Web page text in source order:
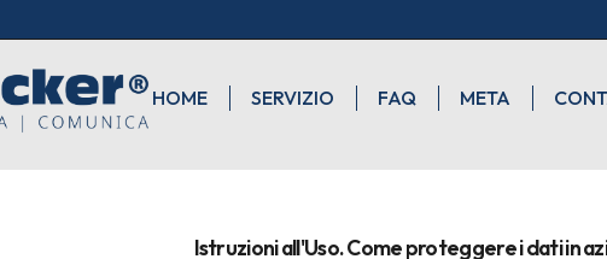
HOME SERVIZIO FAQ META
Istruzioni all'Uso. Come proteggere i dati in